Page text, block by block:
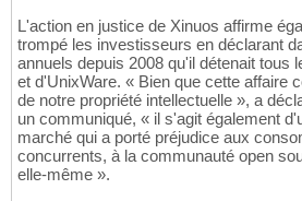
L'action en justice de Xinuos affirme
trompé les investisseurs en déclarant
annuels depuis 2008 qu'il détenait tous
et d'UnixWare. « Bien que cette affaire
de notre propriété intellectuelle », a
un communiqué, « il s'agit également
marché qui a porté préjudice aux
concurrents, à la communauté open
elle-même ».